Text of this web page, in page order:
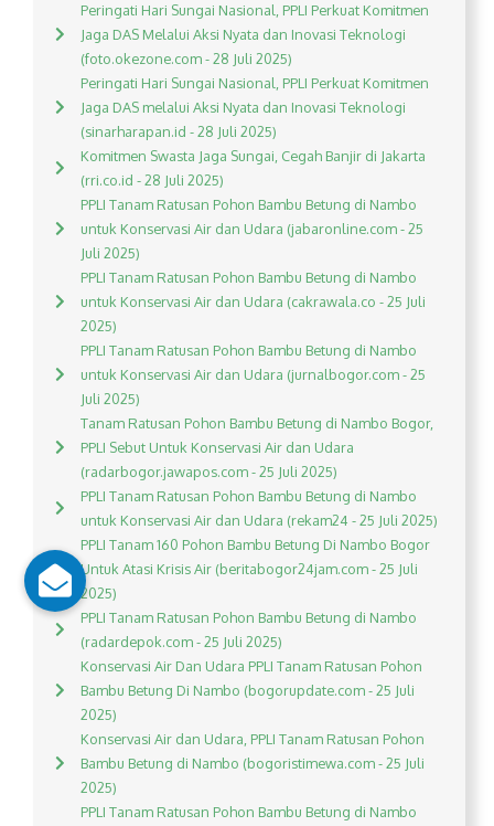
Peringati Hari Sungai Nasional, PPLI Perkuat Komitmen
Jaga DAS Melalui Aksi Nyata dan Inovasi Teknologi
(foto.okezone.com - 28 Juli 2025)
Peringati Hari Sungai Nasional, PPLI Perkuat Komitmen
Jaga DAS melalui Aksi Nyata dan Inovasi Teknologi
(sinarharapan.id - 28 Juli 2025)
Komitmen Swasta Jaga Sungai, Cegah Banjir di Jakarta
(rri.co.id - 28 Juli 2025)
PPLI Tanam Ratusan Pohon Bambu Betung di Nambo
untuk Konservasi Air dan Udara (jabaronline.com - 25
Juli 2025)
PPLI Tanam Ratusan Pohon Bambu Betung di Nambo
untuk Konservasi Air dan Udara (cakrawala.co - 25 Juli
2025)
PPLI Tanam Ratusan Pohon Bambu Betung di Nambo
untuk Konservasi Air dan Udara (jurnalbogor.com - 25
Juli 2025)
Tanam Ratusan Pohon Bambu Betung di Nambo Bogor,
PPLI Sebut Untuk Konservasi Air dan Udara
(radarbogor.jawapos.com - 25 Juli 2025)
PPLI Tanam Ratusan Pohon Bambu Betung di Nambo
untuk Konservasi Air dan Udara (rekam24 - 25 Juli 2025)
PPLI Tanam 160 Pohon Bambu Betung Di Nambo Bogor
Untuk Atasi Krisis Air (beritabogor24jam.com - 25 Juli
2025)
PPLI Tanam Ratusan Pohon Bambu Betung di Nambo
(radardepok.com - 25 Juli 2025)
Konservasi Air Dan Udara PPLI Tanam Ratusan Pohon
Bambu Betung Di Nambo (bogorupdate.com - 25 Juli
2025)
Konservasi Air dan Udara, PPLI Tanam Ratusan Pohon
Bambu Betung di Nambo (bogoristimewa.com - 25 Juli
2025)
PPLI Tanam Ratusan Pohon Bambu Betung di Nambo